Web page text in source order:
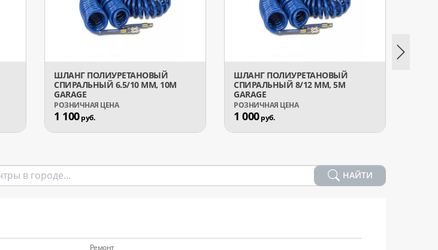
ШЛАНГ ПОЛИУРЕТАНОВЫЙ
СПИРАЛЬНЫЙ 6.5/10 ММ, 10М
GARAGE
1 100руб.
ШЛАНГ ПОЛИУРЕТАНОВЫЙ
СПИРАЛЬНЫЙ 8/12 ММ, 5М
GARAGE
1 000руб.
НАЙТИ
Ремонт